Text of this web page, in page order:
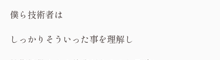
僕ら技術者は
しっかりそういった事を理解し